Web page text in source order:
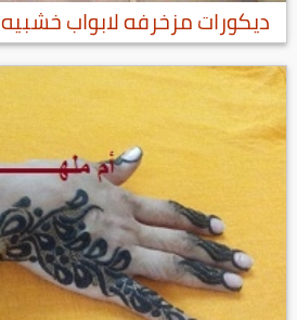
ديكورات مزخرفه لابواب